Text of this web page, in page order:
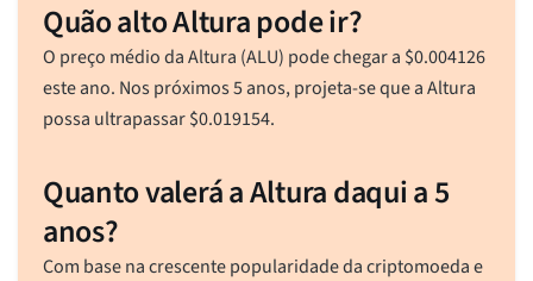
Quão alto Altura pode ir?
O preço médio da Altura (ALU) pode chegar a $0.004126
este ano. Nos próximos 5 anos, projeta-se que a Altura
possa ultrapassar$0.019154.
Quanto valerá a Altura daqui a 5
anos?
Com base na crescente popularidade da criptomoeda e